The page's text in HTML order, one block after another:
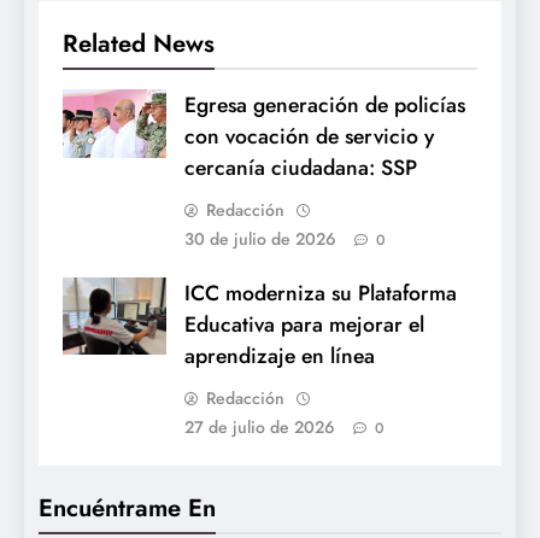
Encuéntrame En
Related News
Egresa generación de policías
con vocación de servicio y
cercanía ciudadana: SSP
Redacción
30 de julio de 2026
0
ICC moderniza su Plataforma
Educativa para mejorar el
aprendizaje en línea
Redacción
27 de julio de 2026
0